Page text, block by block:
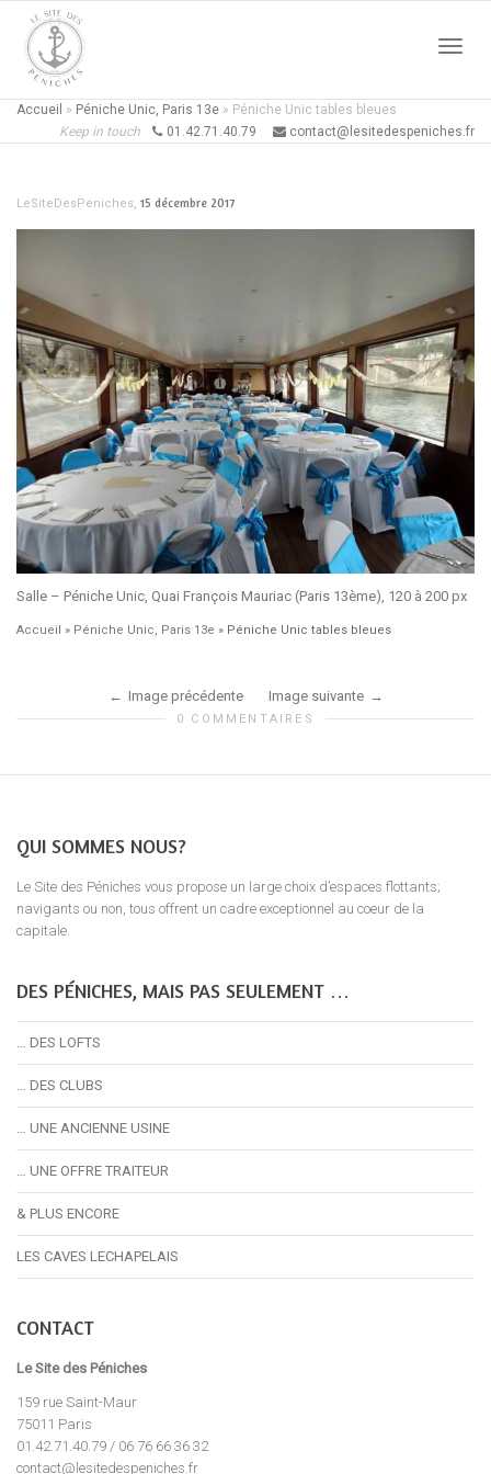
Accueil » Péniche Unic, Paris 13e » Péniche Unic tables bleues
Keep in touch
01.42.71.40.79 contact@lesitedespeniches.fr
LeSiteDesPeniches, 15 décembre 2017
Salle – Péniche Unic, Quai François Mauriac (Paris 13ème), 120 à 200 px
Accueil » Péniche Unic, Paris 13e » Péniche Unic tables bleues
Image précédente Image suivante
0 COMMENTAIRES
QUI SOMMES NOUS?
Le Site des Péniches vous propose un large choix d’espaces flottants;
navigants ou non, tous offrent un cadre exceptionnel au coeur de la
capitale.
DES PÉNICHES, MAIS PAS SEULEMENT …
… DES LOFTS
… DES CLUBS
… UNE ANCIENNE USINE
… UNE OFFRE TRAITEUR
& PLUS ENCORE
LES CAVES LECHAPELAIS
CONTACT
Le Site des Péniches
159 rue Saint-Maur
75011 Paris
01.42.71.40.79 / 06 76 66 36 32
contact@lesitedespeniches.fr